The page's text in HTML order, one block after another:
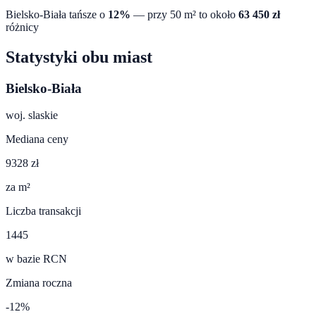
Bielsko-Biała tańsze o 12% — przy 50 m² to około 63 450 zł
różnicy
Statystyki obu miast
Bielsko-Biała
woj. slaskie
Mediana ceny
9328 zł
za m²
Liczba transakcji
1445
w bazie RCN
Zmiana roczna
-12%